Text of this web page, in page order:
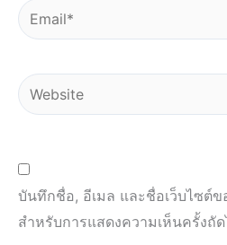
Email*
Website
บันทึกชื่อ, อีเมล และชื่อเว็บไซต์ข
สำหรับการแสดงความเห็นครั้งถั